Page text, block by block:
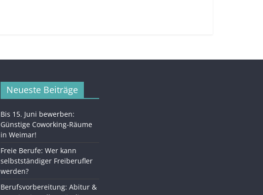
Neueste Beiträge
Bis 15. Juni bewerben:
Günstige Coworking-Räume
in Weimar!
Freie Berufe: Wer kann
selbstständiger Freiberufler
werden?
Berufsvorbereitung: Abitur &